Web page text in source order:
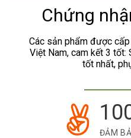
ĐẢM
Chứng
Các sản phẩm được
Việt Nam, cam kết 3 tốt:
tốt nhất,